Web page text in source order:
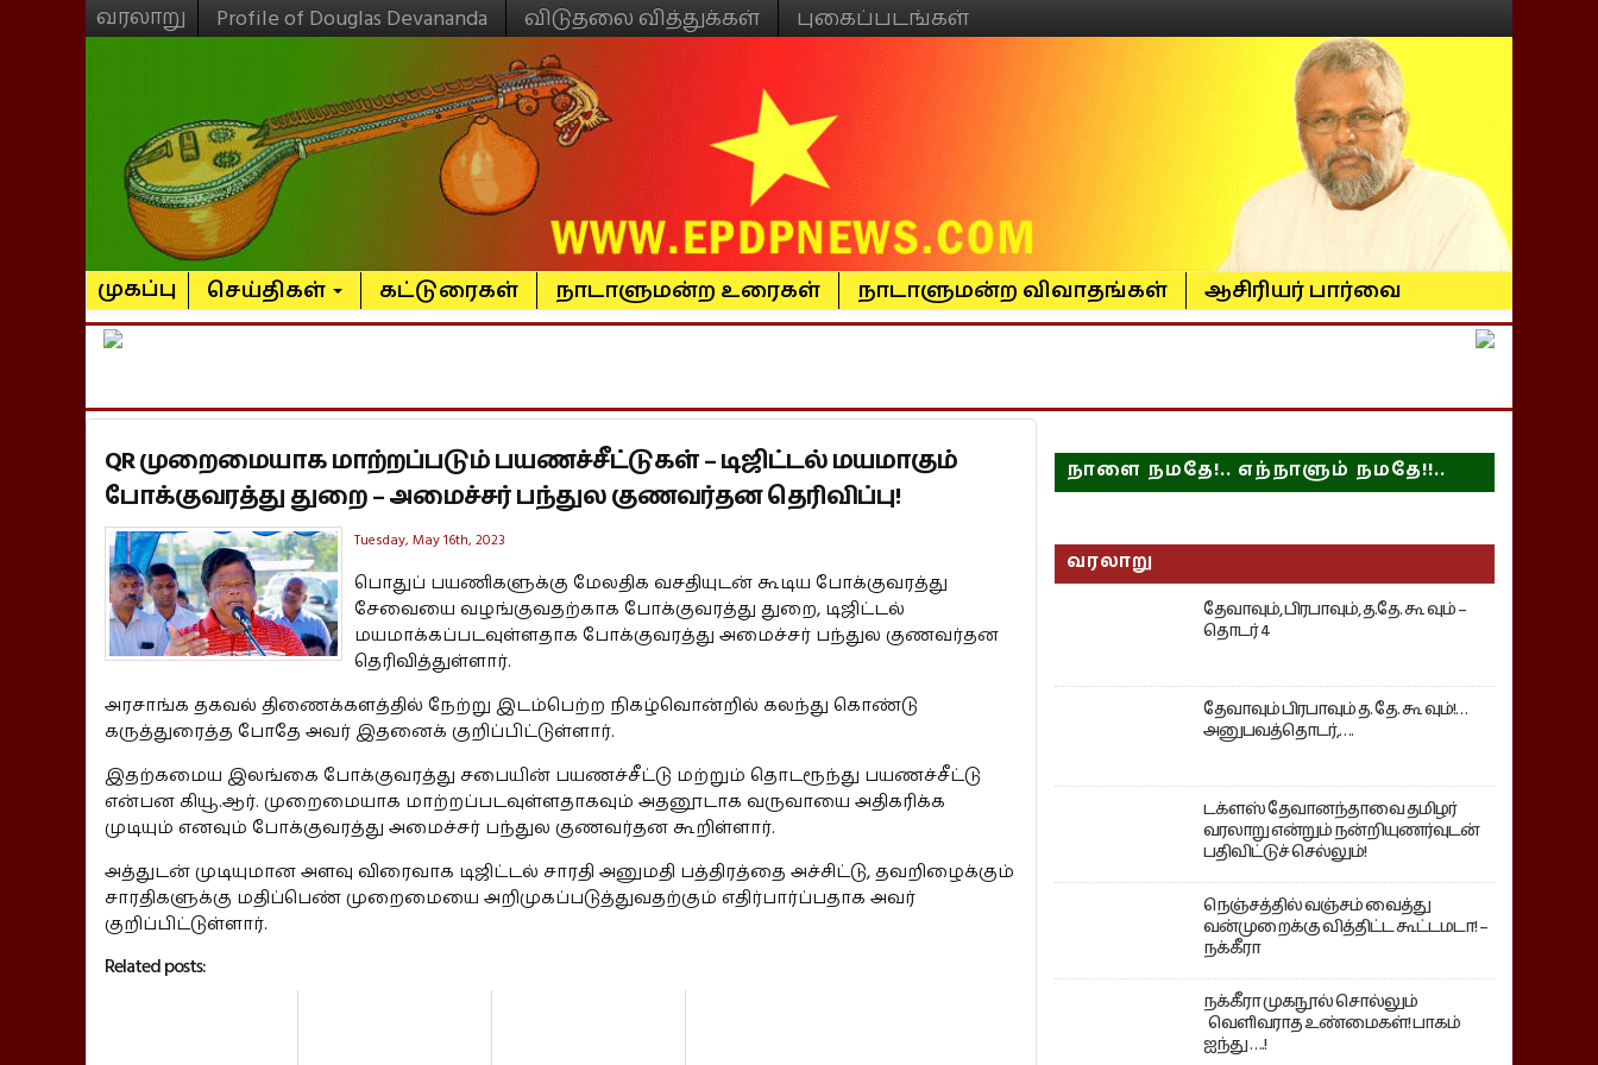
வரலாறு Profile of Douglas Devananda விடுதலை வித்துக்கள் புகைப்படங்கள்
முகப்பு செய்திகள் கட்டுரைகள் நாடாளுமன்ற உரைகள் நாடாளுமன்ற விவாதங்கள் ஆசிரியர் பார்வை
QR முறைமையாக மாற்றப்படும் பயணச்சீட்டுகள் – டிஜிட்டல் மயமாகும்
போக்குவரத்து துறை – அமைச்சர் பந்துல குணவர்தன தெரிவிப்பு!
Tuesday, May 16th, 2023
பொதுப் பயணிகளுக்கு மேலதிக வசதியுடன் கூடிய போக்குவரத்து
சேவையை வழங்குவதற்காக போக்குவரத்து துறை, டிஜிட்டல்
மயமாக்கப்படவுள்ளதாக போக்குவரத்து அமைச்சர் பந்துல குணவர்தன
தெரிவித்துள்ளார்.
அரசாங்க தகவல் திணைக்களத்தில் நேற்று இடம்பெற்ற நிகழ்வொன்றில் கலந்து கொண்டு
கருத்துரைத்த போதே அவர் இதனைக் குறிப்பிட்டுள்ளார்.
இதற்கமைய இலங்கை போக்குவரத்து சபையின் பயணச்சீட்டு மற்றும் தொடரூந்து பயணச்சீட்டு
என்பன கியூ.ஆர். முறைமையாக மாற்றப்படவுள்ளதாகவும் அதனூடாக வருவாயை அதிகரிக்க
முடியும் எனவும் போக்குவரத்து அமைச்சர் பந்துல குணவர்தன கூறிள்ளார்.
அத்துடன் முடியுமான அளவு விரைவாக டிஜிட்டல் சாரதி அனுமதி பத்திரத்தை அச்சிட்டு, தவறிழைக்கும்
சாரதிகளுக்கு மதிப்பெண் முறைமையை அறிமுகப்படுத்துவதற்கும் எதிர்பார்ப்பதாக அவர்
குறிப்பிட்டுள்ளார்.
Related posts:
நாளை நமதே!.. எந்நாளும் நமதே!!..
வரலாறு
தேவாவும், பிரபாவும், த.தே. கூ வும் –
தொடர் 4
தேவாவும் பிரபாவும் த. தே. கூ வும்!…
அனுபவத்தொடர்,….
டக்ளஸ் தேவானந்தாவை தமிழர்
வரலாறு என்றும் நன்றியுணர்வுடன்
பதிவிட்டுச் செல்லும்!
நெஞ்சத்தில் வஞ்சம் வைத்து
வன்முறைக்கு வித்திட்ட கூட்டமடா! –
நக்கீரா
நக்கீரா முகநூல் சொல்லும்
வெளிவராத உண்மைகள்! பாகம்
ஐந்து ….!